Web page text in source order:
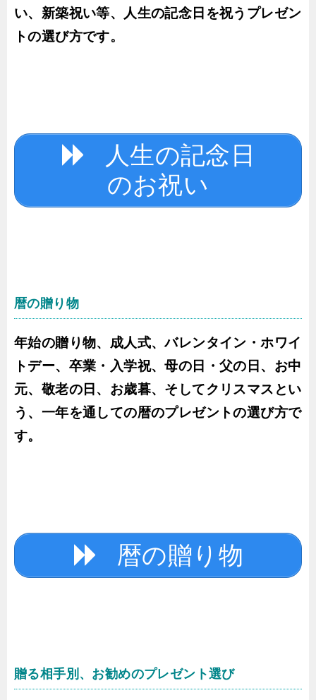
い、新築祝い等、人生の記念日を祝うプレゼン
トの選び方です。
人生の記念日
のお祝い
暦の贈り物
年始の贈り物、成人式、バレンタイン・ホワイ
トデー、卒業・入学祝、母の日・父の日、お中
元、敬老の日、お歳暮、そしてクリスマスとい
う、一年を通しての暦のプレゼントの選び方で
す。
暦の贈り物
贈る相手別、お勧めのプレゼント選び